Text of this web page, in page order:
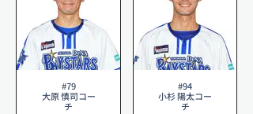
#79
大原 慎司コー
チ
#94
小杉 陽太コー
チ